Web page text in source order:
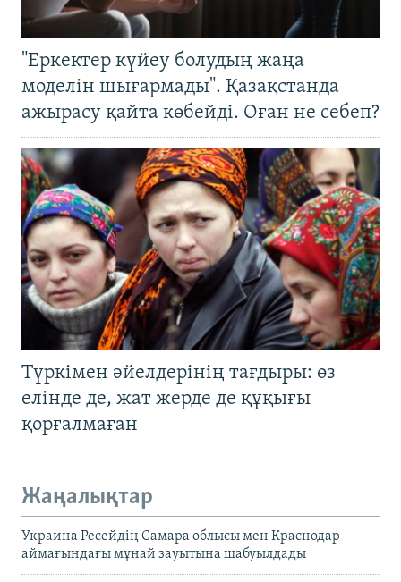
"Еркектер күйеу болудың жаңа
моделін шығармады". Қазақстанда
ажырасу қайта көбейді. Оған не себеп?
Түркімен әйелдерінің тағдыры: өз
елінде де, жат жерде де құқығы
қорғалмаған
Жаңалықтар
Украина Ресейдің Самара облысы мен Краснодар
аймағындағы мұнай зауытына шабуылдады